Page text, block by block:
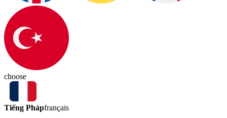
choose
Tiếng Phápfrançais